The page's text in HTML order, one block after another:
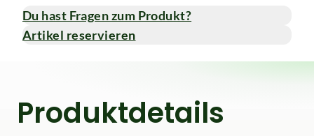
Du hast Fragen zum Produkt?
Artikel reservieren
Produktdetails